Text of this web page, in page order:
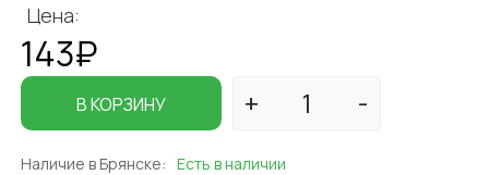
Цена:
143₽
В КОРЗИНУ
Наличие в Брянске: Есть в наличии